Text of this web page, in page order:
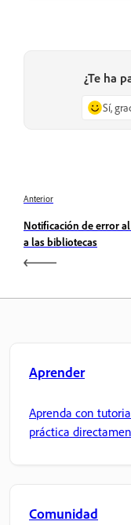
¿Te ha
Sí,
Anterior
Notificación de error
a las bibliotecas
Aprender
Aprenda con
práctica
Comunidad